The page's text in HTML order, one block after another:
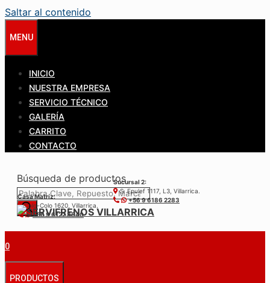
Saltar al contenido
MENU
INICIO
NUESTRA EMPRESA
SERVICIO TÉCNICO
GALERÍA
CARRITO
CONTACTO
Búsqueda de productos
Casa Matríz:
Colo-Colo 1620, Villarrica.
+56 9 6122 3840
Sucursal 2:
S. Epulef 1117, L3, Villarrica.
+56 9 6186 2283
0
PRODUCTOS